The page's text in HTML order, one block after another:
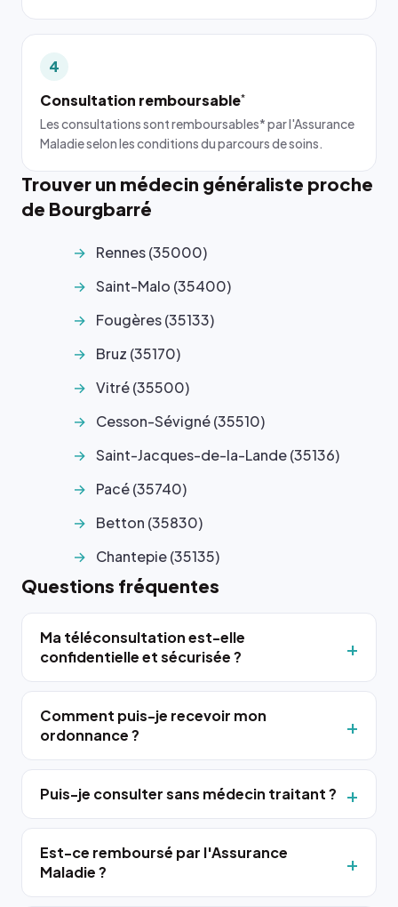
4
Consultation remboursable*
Les consultations sont remboursables* par l'Assurance
Maladie selon les conditions du parcours de soins.
Trouver un médecin généraliste proche
de Bourgbarré
Rennes (35000)
Saint-Malo (35400)
Fougères (35133)
Bruz (35170)
Vitré (35500)
Cesson-Sévigné (35510)
Saint-Jacques-de-la-Lande (35136)
Pacé (35740)
Betton (35830)
Chantepie (35135)
Questions fréquentes
Ma téléconsultation est-elle
confidentielle et sécurisée ?
Comment puis-je recevoir mon
ordonnance ?
Puis-je consulter sans médecin traitant ?
Est-ce remboursé par l'Assurance
Maladie ?